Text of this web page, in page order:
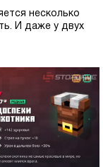
несколько
И даже у двух